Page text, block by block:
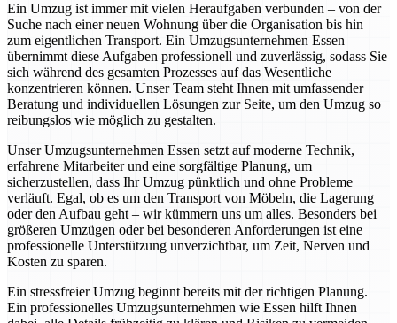
Ein Umzug ist immer mit vielen Heraufgaben verbunden – von der
Suche nach einer neuen Wohnung über die Organisation bis hin
zum eigentlichen Transport. Ein Umzugsunternehmen Essen
übernimmt diese Aufgaben professionell und zuverlässig, sodass Sie
sich während des gesamten Prozesses auf das Wesentliche
konzentrieren können. Unser Team steht Ihnen mit umfassender
Beratung und individuellen Lösungen zur Seite, um den Umzug so
reibungslos wie möglich zu gestalten.
Unser Umzugsunternehmen Essen setzt auf moderne Technik,
erfahrene Mitarbeiter und eine sorgfältige Planung, um
sicherzustellen, dass Ihr Umzug pünktlich und ohne Probleme
verläuft. Egal, ob es um den Transport von Möbeln, die Lagerung
oder den Aufbau geht – wir kümmern uns um alles. Besonders bei
größeren Umzügen oder bei besonderen Anforderungen ist eine
professionelle Unterstützung unverzichtbar, um Zeit, Nerven und
Kosten zu sparen.
Ein stressfreier Umzug beginnt bereits mit der richtigen Planung.
Ein professionelles Umzugsunternehmen wie Essen hilft Ihnen